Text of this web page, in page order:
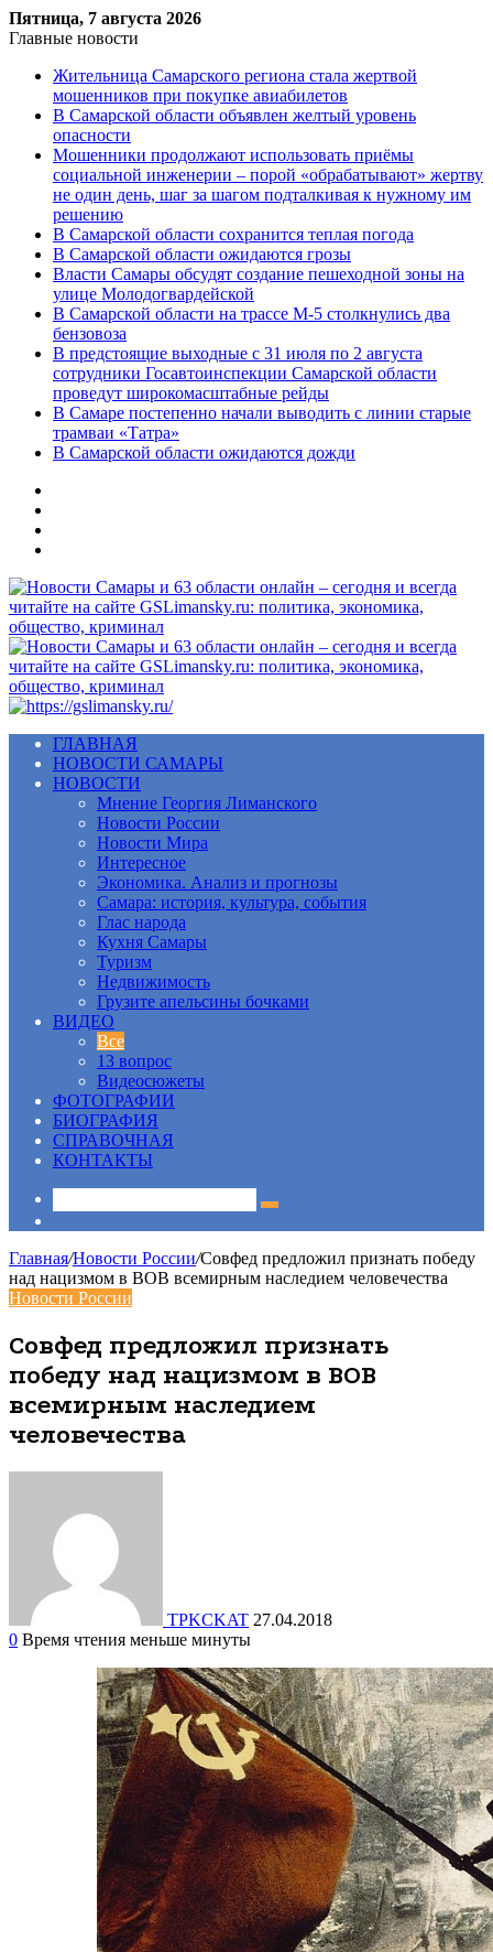
Пятница, 7 августа 2026
Главные новости
Жительница Самарского региона стала жертвой
мошенников при покупке авиабилетов
В Самарской области объявлен желтый уровень
опасности
Мошенники продолжают использовать приёмы
социальной инженерии – порой «обрабатывают» жертву
не один день, шаг за шагом подталкивая к нужному им
решению
В Самарской области сохранится теплая погода
В Самарской области ожидаются грозы
Власти Самары обсудят создание пешеходной зоны на
улице Молодогвардейской
В Самарской области на трассе М-5 столкнулись два
бензовоза
В предстоящие выходные с 31 июля по 2 августа
сотрудники Госавтоинспекции Самарской области
проведут широкомасштабные рейды
В Самаре постепенно начали выводить с линии старые
трамваи «Татра»
В Самарской области ожидаются дожди
Меню
ГЛАВНАЯ
НОВОСТИ САМАРЫ
НОВОСТИ
Мнение Георгия Лиманского
Новости России
Новости Мира
Интересное
Экономика. Анализ и прогнозы
Самара: история, культура, события
Глас народа
Кухня Самары
Туризм
Недвижимость
Грузите апельсины бочками
ВИДЕО
Все
13 вопрос
Видеосюжеты
ФОТОГРАФИИ
БИОГРАФИЯ
СПРАВОЧНАЯ
КОНТАКТЫ
Главная/Новости России/Совфед предложил признать победу
над нацизмом в ВОВ всемирным наследием человечества
Новости России
Совфед предложил признать
победу над нацизмом в ВОВ
всемирным наследием
человечества
TPKCKAT 27.04.2018
0 Время чтения меньше минуты